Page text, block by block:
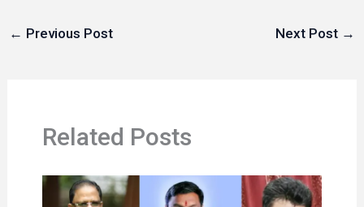
← Previous Post Next Post →
Related Posts